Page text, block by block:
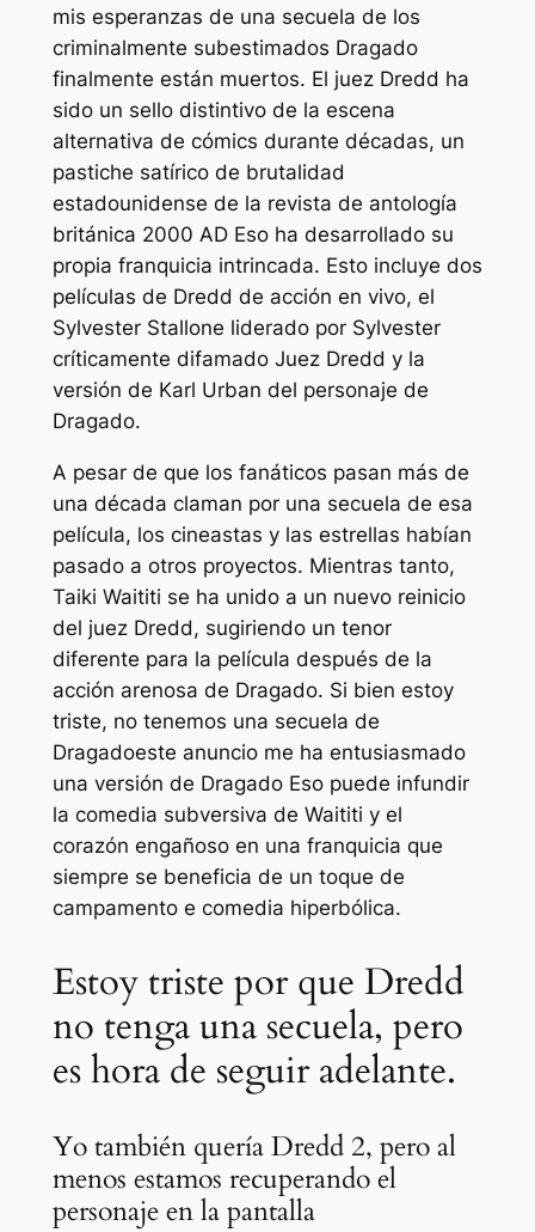
mis esperanzas de una secuela de los
criminalmente subestimados Dragado
finalmente están muertos. El juez Dredd ha
sido un sello distintivo de la escena
alternativa de cómics durante décadas, un
pastiche satírico de brutalidad
estadounidense de la revista de antología
británica 2000 ADEso ha desarrollado su
propia franquicia intrincada. Esto incluye dos
películas de Dredd de acción en vivo, el
Sylvester Stallone liderado por Sylvester
críticamente difamado Juez Dredd y la
versión de Karl Urban del personaje de
Dragado.
A pesar de que los fanáticos pasan más de
una década claman por una secuela de esa
película, los cineastas y las estrellas habían
pasado a otros proyectos. Mientras tanto,
Taiki Waititi se ha unido a un nuevo reinicio
del juez Dredd, sugiriendo un tenor
diferente para la película después de la
acción arenosa de Dragado. Si bien estoy
triste, no tenemos una secuela de
Dragadoeste anuncio me ha entusiasmado
una versión de DragadoEso puede infundir
la comedia subversiva de Waititi y el
corazón engañoso en una franquicia que
siempre se beneficia de un toque de
campamento e comedia hiperbólica.
Estoy triste por que Dredd
no tenga una secuela, pero
es hora de seguir adelante.
Yo también quería Dredd 2, pero al
menos estamos recuperando el
personaje en la pantalla